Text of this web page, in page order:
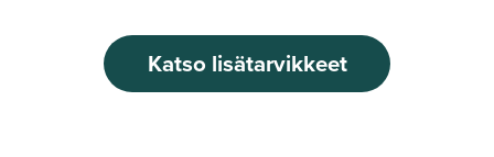
Katso lisätarvikkeet